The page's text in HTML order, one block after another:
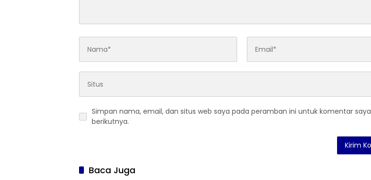
Simpan nama, email, dan situs web saya pada peramban ini untuk komentar saya
berikutnya.
Baca Juga